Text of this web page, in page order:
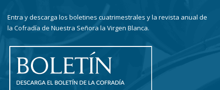
Entra y descarga los boletines cuatrimestrales y la revista anual de
la Cofradía de Nuestra Señora la Virgen Blanca.